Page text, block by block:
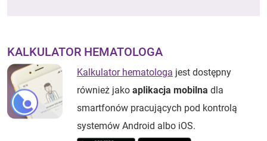
KALKULATOR HEMATOLOGA
Kalkulator hematologa jest dostępny
również jako aplikacja mobilna dla
smartfonów pracujących pod kontrolą
systemów Android albo iOS.